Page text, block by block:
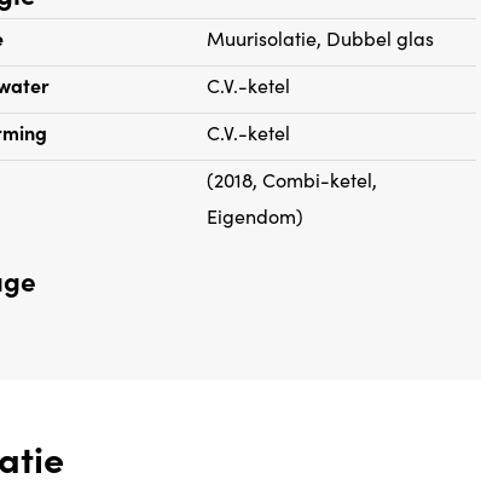
Muurisolatie, Dubbel glas
C.V.-ketel
C.V.-ketel
(2018, Combi-ketel,
Eigendom)